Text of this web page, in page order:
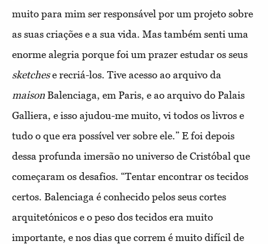
muito para mim ser responsável por um projeto sobre
as suas criações e a sua vida. Mas também senti uma
enorme alegria porque foi um prazer estudar os seus
sketchese recriá-los. Tive acesso ao arquivo da
maison Balenciaga, em Paris, e ao arquivo do Palais
Galliera, e isso ajudou-me muito, vi todos os livros e
tudo o que era possível ver sobre ele.” E foi depois
dessa profunda imersão no universo de Cristóbal que
começaram os desafios. “Tentar encontrar os tecidos
certos. Balenciaga é conhecido pelos seus cortes
arquitetónicos e o peso dos tecidos era muito
importante, e nos dias que correm é muito difícil de